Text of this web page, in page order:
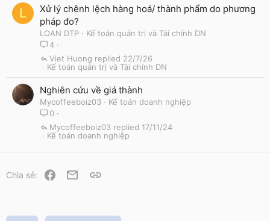
L
Xử lý chênh lệch hàng hoá/ thành phẩm do phương
pháp đo?
LOAN DTP
Kế toán quản trị và Tài chính DN
4
Kế toán quản trị và Tài chính DN
22/7/26
Viet Huong
Nghiên cứu về giá thành
Mycoffeeboiz03
Kế toán doanh nghiệp
0
Kế toán doanh nghiệp
17/11/24
Mycoffeeboiz03
Chia sẻ: Facebook
Email